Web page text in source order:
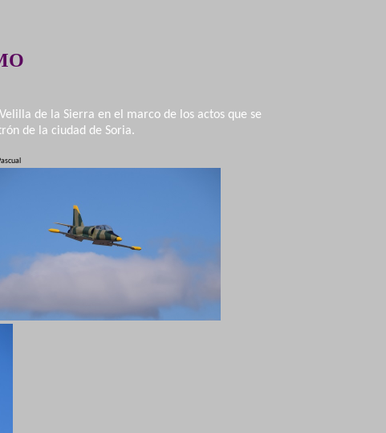
de la Sierra en el marco de los actos que se
de la ciudad de Soria.